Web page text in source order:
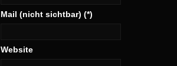
Mail (nicht sichtbar) (*)
Website